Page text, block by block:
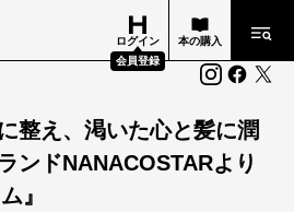
ログイン
会員登録
本の購入
整え、渇いた心と髪に潤
ンドNANACOSTARより
』